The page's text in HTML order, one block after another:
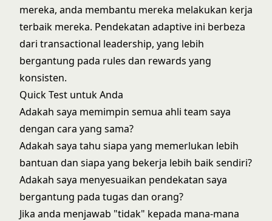
mereka, anda membantu mereka melakukan kerja
terbaik mereka. Pendekatan adaptive ini berbeza
dari transactional leadership, yang lebih
bergantung pada rules dan rewards yang
konsisten.
Quick Test untuk Anda
Adakah saya memimpin semua ahli team saya
dengan cara yang sama?
Adakah saya tahu siapa yang memerlukan lebih
bantuan dan siapa yang bekerja lebih baik sendiri?
Adakah saya menyesuaikan pendekatan saya
bergantung pada tugas dan orang?
Jika anda menjawab "tidak" kepada mana-mana